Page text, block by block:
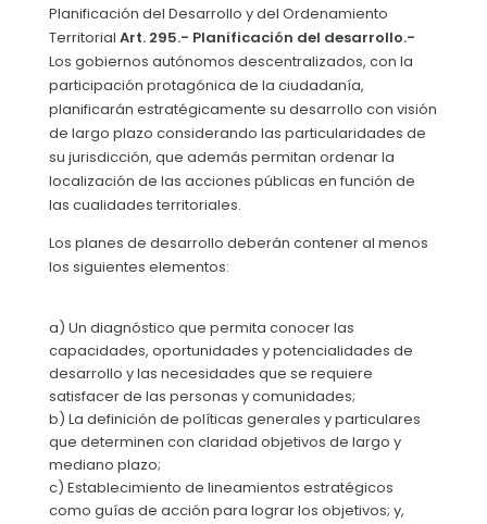
Convocatorias
GESTIÓN ADMINISTRATIVA
Plan de desarrollo y Ordenamiento Territorial -
Plan Anual Contratación - PAC
Plan Operativo Anual - POA
PRESUPUESTO: EJECUCIÓN Y REPORTES
Procesos de contratación
Ejecución Presupuestaria
Obras y proyectos
Planificación del Desarrollo y del Ordenamiento
Territorial Art. 295.- Planificación del desarrollo.-
Los gobiernos autónomos descentralizados, con la
participación protagónica de la ciudadanía,
planificarán estratégicamente su desarrollo con visión
de largo plazo considerando las particularidades de
su jurisdicción, que además permitan ordenar la
localización de las acciones públicas en función de
las cualidades territoriales.
Los planes de desarrollo deberán contener al menos
los siguientes elementos:
a) Un diagnóstico que permita conocer las
capacidades, oportunidades y potencialidades de
desarrollo y las necesidades que se requiere
satisfacer de las personas y comunidades;
b) La definición de políticas generales y particulares
que determinen con claridad objetivos de largo y
mediano plazo;
c) Establecimiento de lineamientos estratégicos
como guías de acción para lograr los objetivos; y,